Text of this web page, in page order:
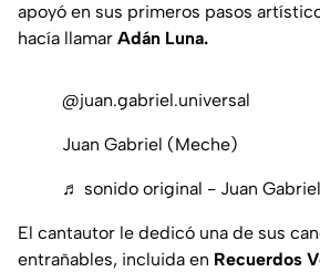
apoyó en sus primeros pasos
hacía llamar Adán Luna.
@juan.gabriel.universal
Juan Gabriel (Meche)
♬ sonido original - Juan
El cantautor le dedicó una de sus
entrañables, incluida en Recuerdos